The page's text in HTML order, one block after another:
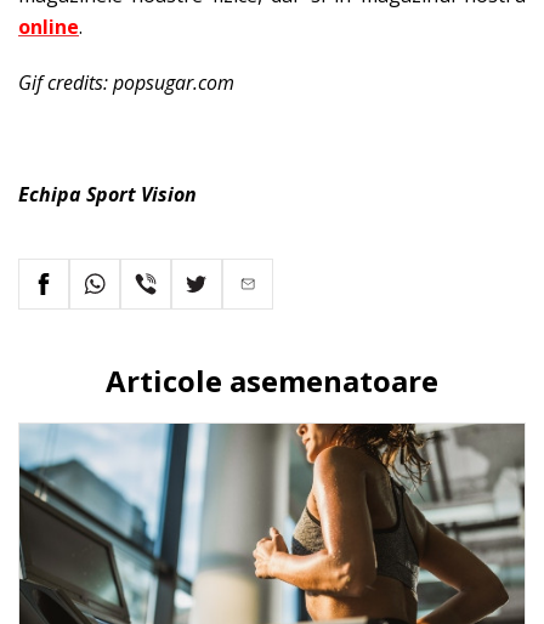
online.
Gif credits: popsugar.com
Echipa Sport Vision
Articole asemenatoare